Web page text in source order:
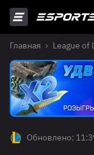
Главная League of
Обновлено: